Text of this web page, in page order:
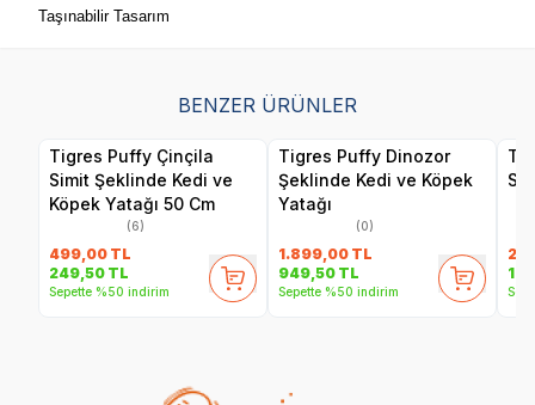
Taşınabilir Tasarım
BENZER ÜRÜNLER
Tigres Puffy Çinçila
Simit Şeklinde Kedi ve
Köpek Yatağı 50 Cm
(6)
499,00 TL
249,50 TL
Sepette %50 indirim
Tigres Puffy Dinozor
Şeklinde Kedi ve Köpek
Yatağı
(0)
1.899,00 TL
949,50 TL
Sepette %50 indirim